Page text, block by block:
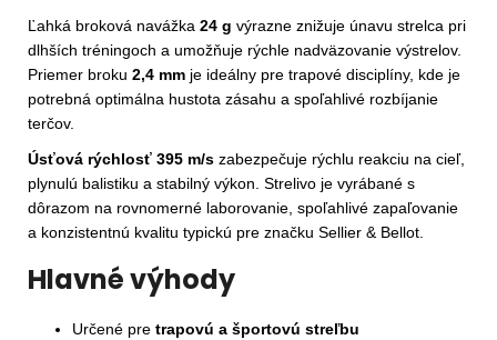
Ľahká broková navážka 24 g výrazne znižuje únavu strelca pri
dlhších tréningoch a umožňuje rýchle nadväzovanie výstrelov.
Priemer broku 2,4 mm je ideálny pre trapové disciplíny, kde je
potrebná optimálna hustota zásahu a spoľahlivé rozbíjanie
terčov.
Úsťová rýchlosť 395 m/s zabezpečuje rýchlu reakciu na cieľ,
plynulú balistiku a stabilný výkon. Strelivo je vyrábané s
dôrazom na rovnomerné laborovanie, spoľahlivé zapaľovanie
a konzistentnú kvalitu typickú pre značku Sellier & Bellot.
Hlavné výhody
Určené pre trapovú a športovú streľbu